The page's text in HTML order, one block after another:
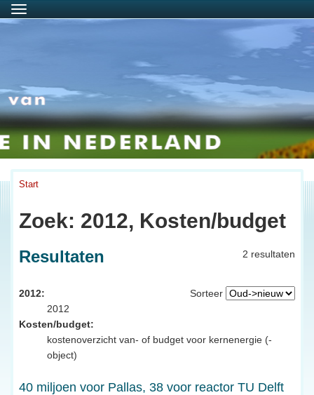
Menu
Start
Zoek: 2012, Kosten/budget
2 resultaten
Resultaten
Sorteer
2012:
2012
Kosten/budget:
kostenoverzicht van- of budget voor kernenergie (-
object)
40 miljoen voor Pallas, 38 voor reactor TU Delft